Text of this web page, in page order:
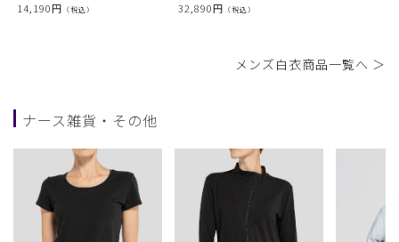
14,190円 （税込） 32,890円 （税込）
メンズ白衣商品一覧へ ＞
ナース雑貨・その他